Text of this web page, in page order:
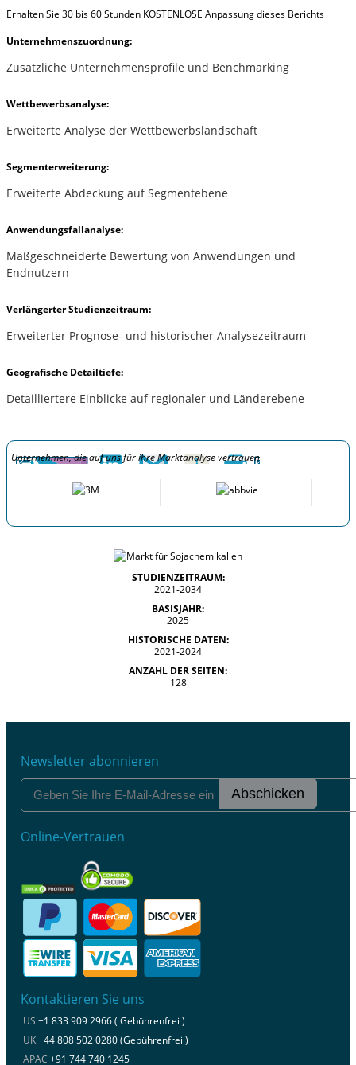
Erhalten Sie 30 bis 60 Stunden KOSTENLOSE Anpassung dieses Berichts
Unternehmenszuordnung:
Zusätzliche Unternehmensprofile und Benchmarking
Wettbewerbsanalyse:
Erweiterte Analyse der Wettbewerbslandschaft
Segmenterweiterung:
Erweiterte Abdeckung auf Segmentebene
Anwendungsfallanalyse:
Maßgeschneiderte Bewertung von Anwendungen und
Endnutzern
Verlängerter Studienzeitraum:
Erweiterter Prognose- und historischer Analysezeitraum
Geografische Detailtiefe:
Detailliertere Einblicke auf regionaler und Länderebene
Unternehmen, die auf uns für ihre Marktanalyse vertrauen
STUDIENZEITRAUM:
2021-2034
BASISJAHR:
2025
HISTORISCHE DATEN:
2021-2024
ANZAHL DER SEITEN:
128
Newsletter abonnieren
Abschicken
Online-Vertrauen
Kontaktieren Sie uns
US +1 833 909 2966 ( Gebührenfrei )
UK+44 808 502 0280 (Gebührenfrei )
APAC +91 744 740 1245